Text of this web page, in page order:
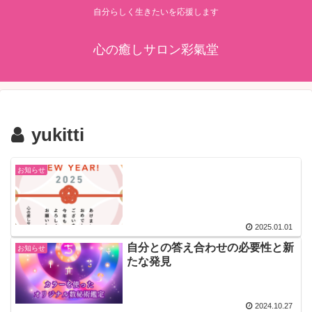
自分らしく生きたいを応援します
心の癒しサロン彩氣堂
yukitti
お知らせ
2025.01.01
お知らせ
自分との答え合わせの必要性と新
たな発見
2024.10.27